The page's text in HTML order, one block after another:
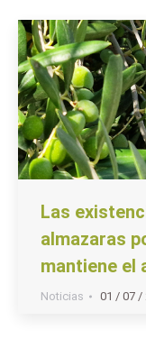
Las
almazaras
mantiene el
Noticias 01 / 07 /